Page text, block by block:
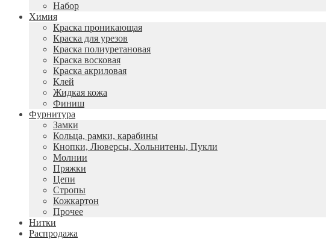
Набор
Химия
Краска проникающая
Краска для урезов
Краска полиуретановая
Краска восковая
Краска акриловая
Клей
Жидкая кожа
Финиш
Фурнитура
Замки
Кольца, рамки, карабины
Кнопки, Люверсы, Хольнитены, Пукли
Молнии
Пряжки
Цепи
Стропы
Кожкартон
Прочее
Нитки
Распродажа